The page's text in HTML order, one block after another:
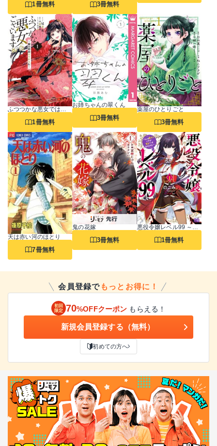
1冊無料 3冊無料
ふつつかな悪女ではございますが ～雛宮蝶鼠とりかえ伝～
1冊無料
お姉ちゃんの翠くん
3冊無料
薬屋のひとりごと
3冊無料
天は赤い河のほとり
7冊無料
鬼の花嫁
3冊無料 1冊無料
会員登録で もっとお得に！
初回
限定 70%OFFクーポン もらえる！
新規会員登録する（無料）
初めての方へ